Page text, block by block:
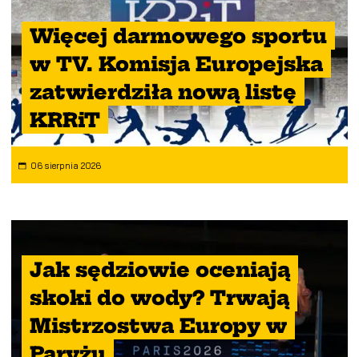
Więcej darmowego sportu
w TV. Komisja Europejska
zatwierdziła nową listę
KRRiT
06 sierpnia 2026
Jak sędziowie oceniają
skoki do wody? Trwają
Mistrzostwa Europy w